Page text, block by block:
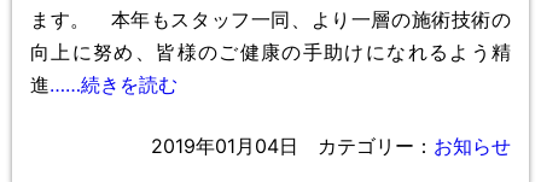
ます。 本年もスタッフ一同、より一層の施術技術の
向上に努め、皆様のご健康の手助けになれるよう精
進……続きを読む
2019年01月04日 カテゴリー： お知らせ